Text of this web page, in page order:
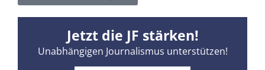
Jetzt die JF stärken!
Unabhängigen Journalismus unterstützen!